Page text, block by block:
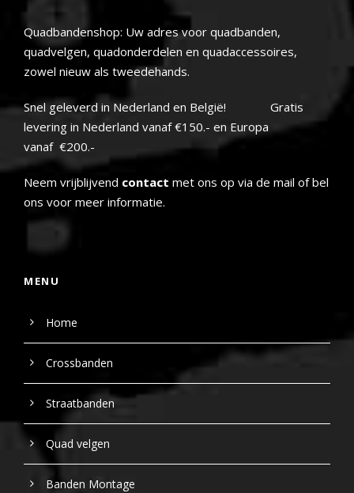
Quadbandenshop: Uw adres voor quadbanden,
quadvelgen, quadonderdelen en quadaccessoires,
zowel nieuw als tweedehands.
Snel geleverd in Nederland en België! Gratis
levering in Nederland vanaf €150.- en Europa
vanaf €200.-
Neem vrijblijvend contact met ons op via de mail of bel
ons voor meer informatie.
MENU
Home
Crossbanden
Straatbanden
Quad velgen
Banden Montage